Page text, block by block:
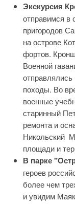
Экскурсия
отправимся
пригородов
на острове
фортов.
Военной
походы. Во
военные
старинный
ремонта и
Никольский
площади и
В парке
героев
более чем
и увидим